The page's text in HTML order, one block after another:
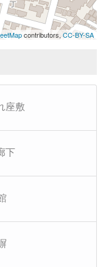
contributors, CC-BY-SA
座敷
下